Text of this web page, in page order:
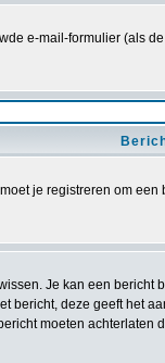
e-mail-formulier (als
je registreren om
Je kan een
deze geeft het
moeten